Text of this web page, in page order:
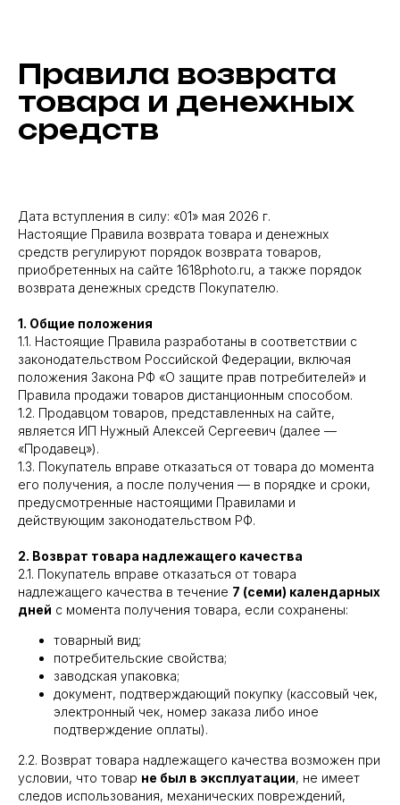
Правила возврата
товара и денежных
средств
Дата вступления в силу: «01» мая 2026 г.
Настоящие Правила возврата товара и денежных
средств регулируют порядок возврата товаров,
приобретенных на сайте 1618photo.ru, а также порядок
возврата денежных средств Покупателю.
1. Общие положения
1.1. Настоящие Правила разработаны в соответствии с
законодательством Российской Федерации, включая
положения Закона РФ «О защите прав потребителей» и
Правила продажи товаров дистанционным способом.
1.2. Продавцом товаров, представленных на сайте,
является ИП Нужный Алексей Сергеевич (далее —
«Продавец»).
1.3. Покупатель вправе отказаться от товара до момента
его получения, а после получения — в порядке и сроки,
предусмотренные настоящими Правилами и
действующим законодательством РФ.
2. Возврат товара надлежащего качества
2.1. Покупатель вправе отказаться от товара
надлежащего качества в течение 7 (семи) календарных
дней с момента получения товара, если сохранены:
товарный вид;
потребительские свойства;
заводская упаковка;
документ, подтверждающий покупку (кассовый чек,
электронный чек, номер заказа либо иное
подтверждение оплаты).
2.2. Возврат товара надлежащего качества возможен при
условии, что товар не был в эксплуатации, не имеет
следов использования, механических повреждений,